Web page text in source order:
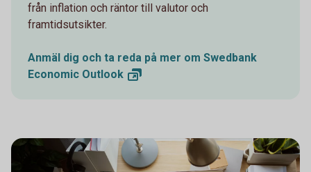
från inflation och räntor till valutor och
framtidsutsikter.
Anmäl dig och ta reda på mer om Swedbank
Economic Outlook